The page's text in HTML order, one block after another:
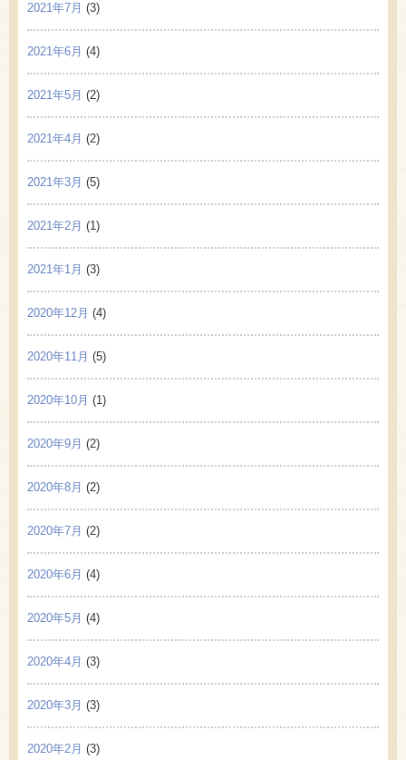
2021年7月 (3)
2021年6月 (4)
2021年5月 (2)
2021年4月 (2)
2021年3月 (5)
2021年2月 (1)
2021年1月 (3)
2020年12月 (4)
2020年11月 (5)
2020年10月 (1)
2020年9月 (2)
2020年8月 (2)
2020年7月 (2)
2020年6月 (4)
2020年5月 (4)
2020年4月 (3)
2020年3月 (3)
2020年2月 (3)